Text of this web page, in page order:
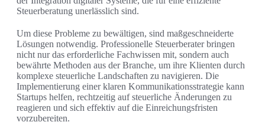
Steuerberatung unerlässlich sind.
Um diese Probleme zu bewältigen, sind maßgeschneiderte
Lösungen notwendig. Professionelle Steuerberater bringen
nicht nur das erforderliche Fachwissen mit, sondern auch
bewährte Methoden aus der Branche, um ihre Klienten durch
komplexe steuerliche Landschaften zu navigieren. Die
Implementierung einer klaren Kommunikationsstrategie kann
Startups helfen, rechtzeitig auf steuerliche Änderungen zu
reagieren und sich effektiv auf die Einreichungsfristen
vorzubereiten.